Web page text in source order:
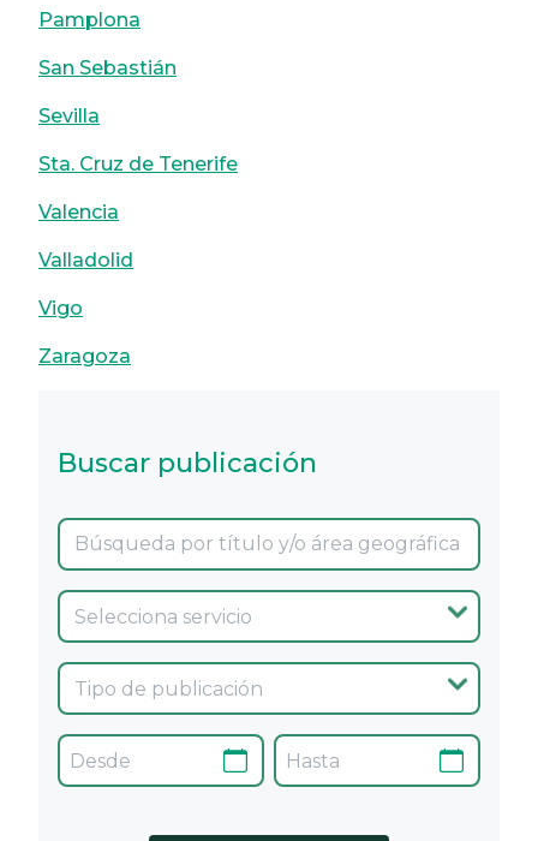
Pamplona
San Sebastián
Sevilla
Sta. Cruz de Tenerife
Valencia
Valladolid
Vigo
Zaragoza
Buscar publicación